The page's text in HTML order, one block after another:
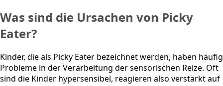
Was sind die Ursachen von Picky
Eater?
Kinder, die als Picky Eater bezeichnet werden, haben häufig
Probleme in der Verarbeitung der sensorischen Reize. Oft
sind die Kinder hypersensibel, reagieren also verstärkt auf